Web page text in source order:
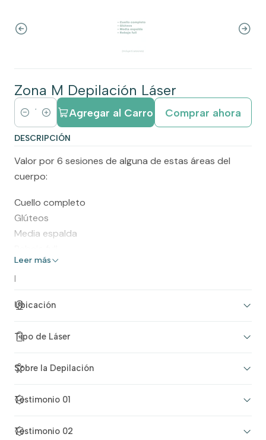
Zona M Depilación Láser
a
t
i
d
a
d
Agregar al Carro Comprar ahora
DESCRIPCIÓN
Valor por 6 sesiones de alguna de estas áreas del
cuerpo:
Cuello completo
Glúteos
Media espalda
Leer más
|
Ubicación
Tipo de Láser
Sobre la Depilación
Testimonio 01
Testimonio 02